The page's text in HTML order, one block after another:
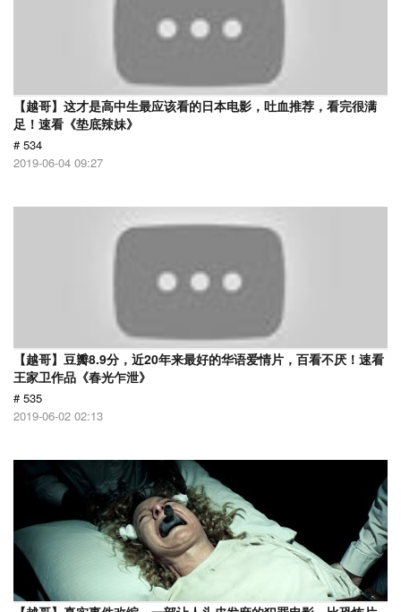
【越哥】这才是高中生最应该看的日本电影，吐血推荐，看完很满
足！速看《垫底辣妹》
# 534
2019-06-04 09:27
【越哥】豆瓣8.9分，近20年来最好的华语爱情片，百看不厌！速看
王家卫作品《春光乍泄》
# 535
2019-06-02 02:13